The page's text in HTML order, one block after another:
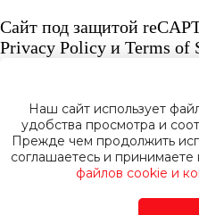
Сайт под защитой
Privacy Policy и Terms of
Политика
Наш сайт использует
удобства просмотра и
Прежде чем продолжить
соглашаетесь и
файлов cookie и